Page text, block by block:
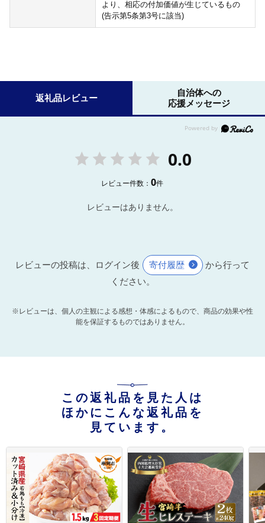
より、相応の付加価値が生じているもの
(告示第5条第3号に該当)
返礼品レビュー
自治体への
応援メッセージ
0.0
レビュー件数：0件
レビューはありません。
レビューの投稿は、ログイン後 寄付履歴
から行って
ください。
※レビューは、個人の主観による感想・体感によるもので、商品の効果や性
能を保証するものではありません。
この返礼品を見た人は
ほかにこんな返礼品を
見ています。